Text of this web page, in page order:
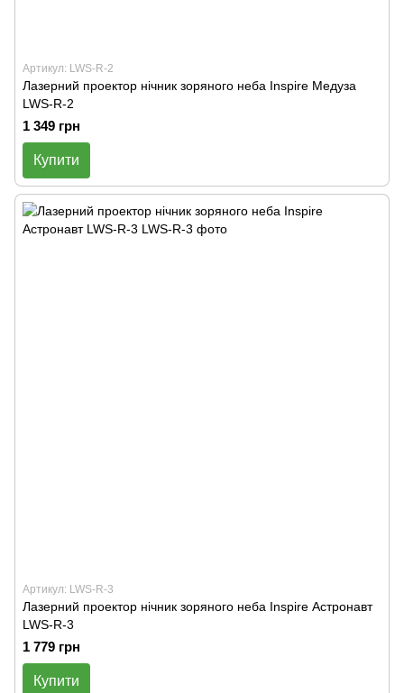
Артикул: LWS-R-2
Лазерний проектор нічник зоряного неба Inspire Медуза
LWS-R-2
1 349 грн
Купити
Артикул: LWS-R-3
Лазерний проектор нічник зоряного неба Inspire Астронавт
LWS-R-3
1 779 грн
Купити